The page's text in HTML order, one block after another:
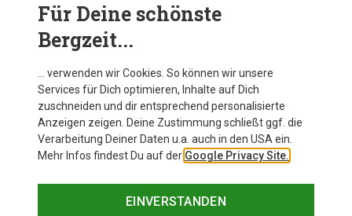
Du sparst 22%
Für Deine schönste
Bergzeit...
… verwenden wir Cookies. So können wir unsere
Services für Dich optimieren, Inhalte auf Dich
zuschneiden und dir entsprechend personalisierte
Anzeigen zeigen. Deine Zustimmung schließt ggf. die
Verarbeitung Deiner Daten u.a. auch in den USA ein.
Mehr Infos findest Du auf der Google Privacy Site.
EINVERSTANDEN